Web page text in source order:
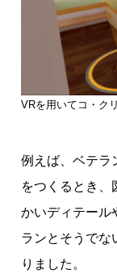
VRを用いてコ・ク
例えば、ベテラ
をつくるとき、
かいディテール
ランとそうでな
りました。